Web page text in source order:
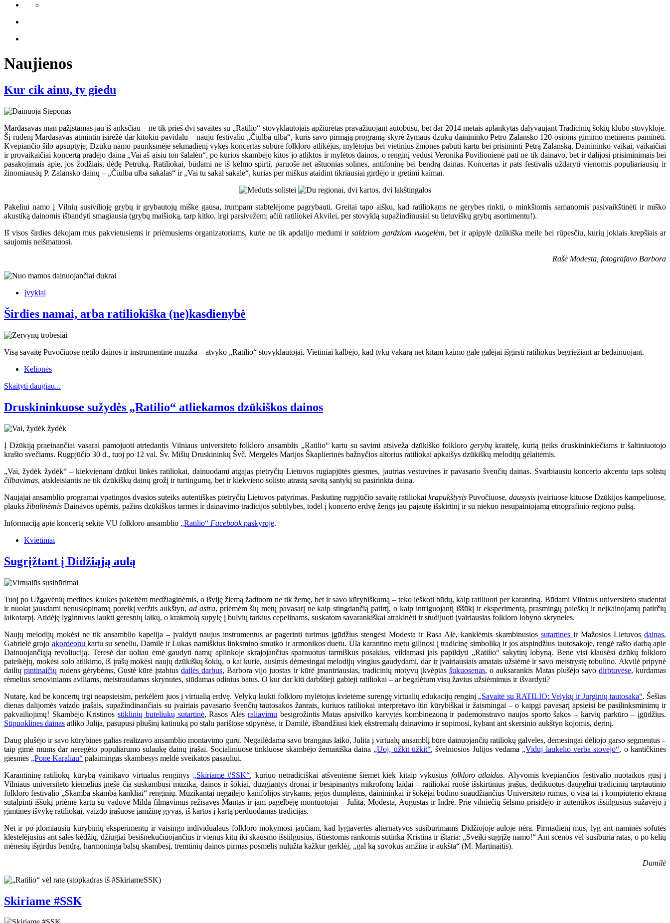
Naujienos
Kur cik ainu, ty giedu
Mardasavas man pažįstamas jau iš anksčiau – ne tik prieš dvi savaites su „Ratilio“ stovyklautojais apžiūrėtas pravažiuojant autobusu, bet dar 2014 metais aplankytas dalyvaujant Tradicinių šokių klubo stovykloje.
Šį rudenį Mardasavas atmintin įsirėžė dar kitokiu pavidalu – nauju festivaliu „Čiulba ulba“, kuris savo pirmąją programą skyrė žymaus dzūkų dainininko Petro Zalansko 120-osioms gimimo metinėms paminėti.
Kvepiančio šilo apsuptyje, Dzūkų namo paunksmėje sekmadienį vykęs koncertas subūrė folkloro atlikėjus, mylėtojus bei vietinius žmones pabūti kartu bei prisiminti Petrą Zalanską. Dainininko vaikai, vaikaičiai
ir provaikaičiai koncertą pradėjo daina „Vai aš aisiu ton šalałėn“, po kurios skambėjo kitos jo atliktos ir mylėtos dainos, o renginį vedusi Veronika Povilionienė pati ne tik dainavo, bet ir dalijosi prisiminimais bei
pasakojimais apie, jos žodžiais, dėdę Petruką. Ratiliokai, būdami ne iš kelmo spirti, paruošė net aštuonias solines, antifoninę bei bendrą dainas. Koncertas ir pats festivalis uždaryti vienomis populiariausių ir
žinomiausių P. Zalansko dainų – „Čiulba ulba sakalas“ ir „Vai tu sakal sakale“, kurias per miškus ataidint tikriausiai girdėjo ir gretimi kaimai.
Pakeliui namo į Vilnių susivilioję grybų ir grybautojų miške gausa, trumpam stabtelėjome pagrybauti. Greitai tapo aišku, kad ratiliokams ne gėrybes rinkti, o minkštomis samanomis pasivaikštinėti ir miško
akustiką dainomis išbandyti smagiausia (grybų maišioką, tarp kitko, irgi parsivežėm; ačiū ratiliokei Akvilei, per stovyklą supažindinusiai su lietuviškų grybų asortimentu!).
Iš visos širdies dėkojam mus pakvietusiems ir priėmusiems organizatoriams, kurie ne tik apdalijo medumi irsaldziom gardziom vuogełėm, bet ir apipylė dzūkiška meile bei rūpesčiu, kurių jokiais krepšiais ar
saujomis neišmatuosi.
Rašė Modesta, fotografavo Barbora
Įvykiai
Širdies namai, arba ratiliokiška (ne)kasdienybė
Visą savaitę Puvočiuose netilo dainos ir instrumentinė muzika – atvyko „Ratilio“ stovyklautojai. Vietiniai kalbėjo, kad tykų vakarą net kitam kaimo gale galėjai išgirsti ratiliokus begriežiant ar bedainuojant.
Kelionės
Skaityti daugiau...
Druskininkuose sužydės „Ratilio“ atliekamos dzūkiškos dainos
Į Dzūkiją praeinančiai vasarai pamojuoti atriedantis Vilniaus universiteto folkloro ansamblis „Ratilio“ kartu su savimi atsiveža dzūkiško folklorogerybų kraitelę, kurią įteiks druskininkiečiams ir šaltiniuotojo
krašto svečiams. Rugpjūčio 30 d., tuoj po 12 val. Šv. Mišių Druskininkų Švč. Mergelės Marijos Škaplierinės bažnyčios altorius ratiliokai apkaišys dzūkiškų melodijų gėlaitėmis.
„Vai, žydėk žydėk“ – kiekvienam dzūkui linkės ratiliokai, dainuodami atgajas pietryčių Lietuvos rugiapjūtės giesmes, jautrias vestuvines ir pavasario švenčių dainas. Svarbiausiu koncerto akcentu taps solistų
čilbavimas, atskleisiantis ne tik dzūkiškų dainų grožį ir turtingumą, bet ir kiekvieno solisto atrastą savitą santykį su pasirinkta daina.
Naujajai ansamblio programai ypatingos dvasios suteiks autentiškas pietryčių Lietuvos patyrimas. Paskutinę rugpjūčio savaitę ratiliokai krapukštysis Puvočiuose, dausysis įvairiuose kituose Dzūkijos kampeliuose,
plauks žibulinėmis Dainavos upėmis, pažins dzūkiškos tarmės ir dainavimo tradicijos subtilybes, todėl į koncerto erdvę žengs jau pajautę išskirtinį ir su niekuo nesupainiojamą etnografinio regiono pulsą.
Informaciją apie koncertą sekite VU folkloro ansamblio „Ratilio“ Facebookpaskyroje.
Kvietimai
Sugrįžtant į Didžiąją aulą
Tuoj po Užgavėnių medines kaukes pakeitėm medžiaginėmis, o išviję žiemą žadinom ne tik žemę, bet ir savo kūrybiškumą – teko ieškoti būdų, kaip ratiliuoti per karantiną. Būdami Vilniaus universiteto studentai
ir nuolat jausdami nenuslopinamą poreikį veržtis aukštyn,ad astra, priėmėm šių metų pavasarį ne kaip stingdančią patirtį, o kaip intriguojantį iššūkį ir eksperimentą, prasmingų paieškų ir neįkainojamų patirčių
laikotarpį. Atidėję lygintuvus laukti geresnių laikų, o krakmolą supylę į bulvių tarkius cepelinams, suskatom savarankiškai atrakinėti ir studijuoti įvairiausias folkloro lobyno skryneles.
Naujų melodijų mokėsi ne tik ansamblio kapelija – įvaldyti naujus instrumentus ar pagerinti turimus įgūdžius stengėsi Modesta ir Rasa Alė, kanklėmis skambinusios sutartines ir Mažosios Lietuvos dainas,
Gabrielė grojo akordeonu kartu su seneliu, Damilė ir Lukas namiškius linksmino smuiko ir armonikos duetu. Ūla karantino metu gilinosi į tradicinę simboliką ir jos atspindžius tautosakoje, rengė rašto darbą apie
Dainuojančiąją revoliuciją. Teresė dar uoliau ėmė gaudyti namų aplinkoje skrajojančius sparnuotus tarmiškus posakius, vildamasi jais papildyti „Ratilio“ sakytinį lobyną. Bene visi klausėsi dzūkų folkloro
pateikėjų, mokėsi solo atlikimo, iš įrašų mokėsi naujų dzūkiškų šokių, o kai kurie, ausimis dėmesingai melodijų vingius gaudydami, dar ir įvairiausiais amatais užsiėmė ir savo meistrystę tobulino. Akvilė pripynė
dailiųpintinaičių rudens gėrybėms, Gustė kūrė įstabiusdailės darbus, Barbora vijo juostas ir kūrė įmantriausias, tradicinių motyvų įkvėptas šukuosenas, o auksarankis Matas plušėjo savo dirbtuvėse, kurdamas
rėmelius senoviniams aviliams, meistraudamas skrynutes, siūdamas odinius batus. O kur dar kiti darbštieji gabieji ratiliokai – ar begalėtum visų žavius užsiėmimus ir išvardyti?
Nutarę, kad be koncertų irgi neapsieisim, perkėlėm juos į virtualią erdvę. Velykų laukti folkloro mylėtojus kvietėme surengę virtualių edukacijų renginį „Savaitė su RATILIO: Velykų ir Jurginių tautosaka“. Šešias
dienas dalijomės vaizdo įrašais, supažindinančiais su įvairiais pavasario švenčių tautosakos žanrais, kuriuos ratiliokai interpretavo itin kūrybiškai ir žaismingai – o kaipgi pavasarį apsieisi be pasilinksminimų ir
pakvailiojimų! Skambėjo Kristinosstiklinių buteliukų sutartinė, Rasos Alės raliavimu besigrožintis Matas apsivilko karvytės kombinezoną ir pademonstravo naujos sporto šakos – karvių parkūro – įgūdžius.
Sūpuoklines dainas atliko Julija, pasupusi pliušinį katinuką po stalu parištose sūpynėse, ir Damilė, išbandžiusi kiek ekstremalų dainavimo ir supimosi, kybant ant skersinio aukštyn kojomis, derinį.
Daug plušėjo ir savo kūrybines galias realizavo ansamblio montavimo guru. Negailėdama savo brangaus laiko, Julita į virtualų ansamblį būrė dainuojančių ratiliokų galveles, dėmesingai dėliojo garso segmentus –
taip gimė mums dar neregėto populiarumo sulaukę dainų įrašai. Socialiniuose tinkluose skambėjo žemaitiška daina „Uoj, ūžkit ūžkit“, švelniosios Julijos vedama „Viduj laukelio verba stovėjo“, o kantičkinės
giesmės „Pone Karaliau“ palaimingas skambesys meldė sveikatos pasauliui.
Karantininę ratiliokų kūrybą vainikavo virtualus renginys „Skiriame #SSK“, kuriuo netradiciškai atšventėme šiemet kiek kitaip vykusius folkloro atlaidus. Alyvomis kvepiančios festivalio nuotaikos gūsį į
Vilniaus universiteto kiemelius įnešė čia suskambusi muzika, dainos ir šokiai, dūzgiantys dronai ir besipinantys mikrofonų laidai – ratiliokai ruošė išskirtinius įrašus, dedikuotus daugeliui tradicinių tarptautinio
folkloro festivalio „Skamba skamba kankliai“ renginių. Muzikantai negailėjo kanifolijos strykams, jėgos dumplėms, dainininkai ir šokėjai budino snaudžiančius Universiteto rūmus, o visa tai į kompiuterio ekraną
sutalpinti iššūkį priėmė kartu su vadove Milda filmavimus režisavęs Mantas ir jam pagelbėję montuotojai – Julita, Modesta, Augustas ir Indrė. Prie vilniečių šėlsmo prisidėjo ir autentikos išsiilgusius sužavėjo į
gimtines išvykę ratiliokai, vaizdo įrašuose įamžinę gyvas, iš kartos į kartą perduodamas tradicijas.
Net ir po įdomiausių kūrybinių eksperimentų ir vaisingo individualaus folkloro mokymosi jaučiam, kad lygiavertės alternatyvos susibūrimams Didžiojoje auloje nėra. Pirmadienį mus, lyg ant naminės sofutės
klestelėjusius ant salės kėdžių, džiugiai besišnekučiuojančius ir vienus kitų iki skausmo išsiilgusius, ištiestomis rankomis sutinka Kristina ir ištaria: „Sveiki sugrįžę namo!“ Ant scenos vėl susiburia ratas, o po kelių
mėnesių išgirdus bendrą, harmoningą balsų skambesį, tremtinių dainos pirmas posmelis nulūžta kažkur gerklėj, „gal ką suvokus amžina ir aukšta“ (M. Martinaitis).
Damilė
Skiriame #SSK